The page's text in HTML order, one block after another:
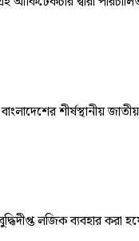
শীর্ষস্থানীয়
লজিক ব্যবহার